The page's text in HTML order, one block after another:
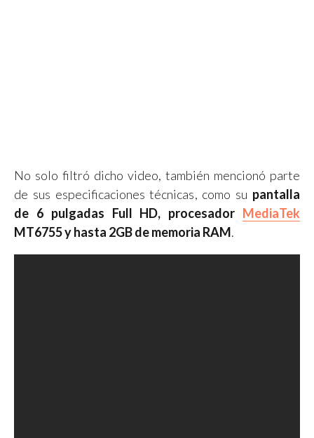
No solo filtró dicho video, también mencionó parte
de sus especificaciones técnicas, como su pantalla
de 6 pulgadas Full HD, procesador MediaTek
MT6755 y hasta 2GB de memoria RAM.